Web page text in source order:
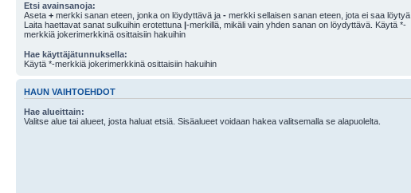
Etsi avainsanoja:
Aseta + merkki sanan eteen, jonka on löydyttävä ja - merkki sellaisen sanan eteen, jota ei saa löytyä.
Laita haettavat sanat sulkuihin erotettuna |-merkillä, mikäli vain yhden sanan on löydyttävä. Käytä *-
merkkiä jokerimerkkinä osittaisiin hakuihin
Hae käyttäjätunnuksella:
Käytä *-merkkiä jokerimerkkinä osittaisiin hakuihin
HAUN VAIHTOEHDOT
Hae alueittain:
Valitse alue tai alueet, josta haluat etsiä. Sisäalueet voidaan hakea valitsemalla se alapuolelta.